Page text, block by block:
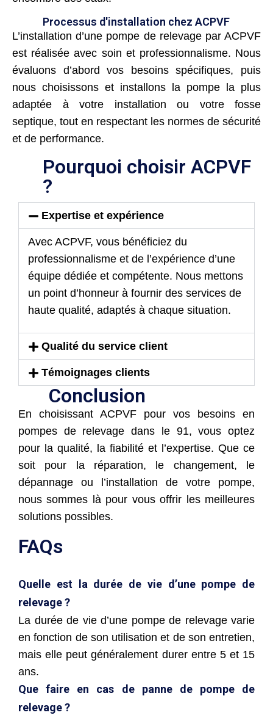
Processus d'installation chez ACPVF
L’installation d’une pompe de relevage par ACPVF
est réalisée avec soin et professionnalisme. Nous
évaluons d’abord vos besoins spécifiques, puis
nous choisissons et installons la pompe la plus
adaptée à votre installation ou votre fosse
septique, tout en respectant les normes de sécurité
et de performance.
Pourquoi choisir ACPVF
?
Expertise et expérience
Avec ACPVF, vous bénéficiez du
professionnalisme et de l’expérience d’une
équipe dédiée et compétente. Nous mettons
un point d’honneur à fournir des services de
haute qualité, adaptés à chaque situation.
Qualité du service client
Témoignages clients
Conclusion
En choisissant ACPVF pour vos besoins en
pompes de relevage dans le 91, vous optez
pour la qualité, la fiabilité et l’expertise. Que ce
soit pour la réparation, le changement, le
dépannage ou l’installation de votre pompe,
nous sommes là pour vous offrir les meilleures
solutions possibles.
FAQs
Quelle est la durée de vie d’une pompe de
relevage ?
La durée de vie d’une pompe de relevage varie
en fonction de son utilisation et de son entretien,
mais elle peut généralement durer entre 5 et 15
ans.
Que faire en cas de panne de pompe de
relevage ?